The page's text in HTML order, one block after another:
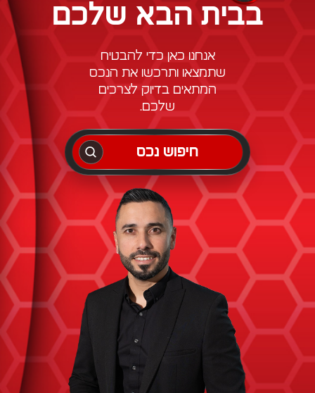
בבית הבא שלכם
אנחנו כאן כדי להבטיח
שתמצאו ותרכשו את הנכס
המתאים בדיוק לצרכים
שלכם.
חיפוש נכס